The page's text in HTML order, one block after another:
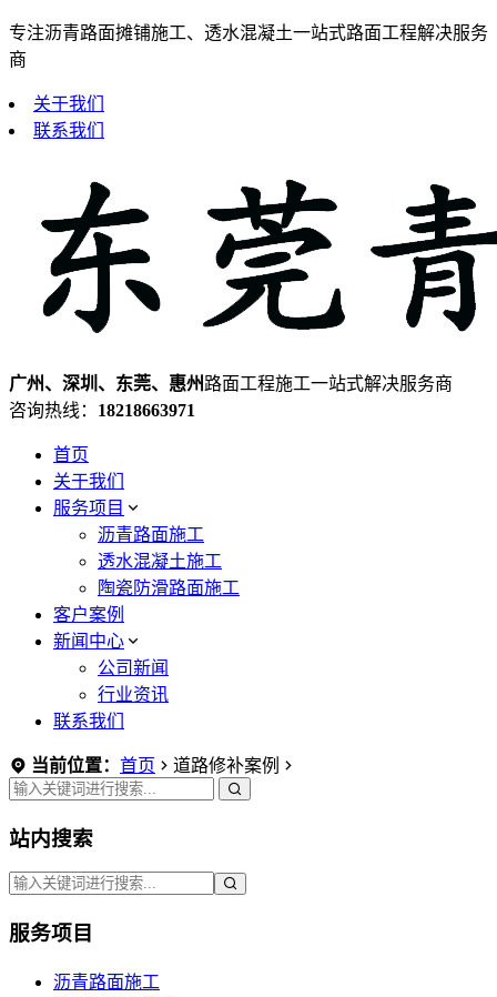
专注沥青路面摊铺施工、透水混凝土一站式路面工程解决服务
商
关于我们
联系我们
广州、深圳、东莞、惠州路面工程施工一站式解决服务商
咨询热线： 18218663971
首页
关于我们
服务项目
沥青路面施工
透水混凝土施工
陶瓷防滑路面施工
客户案例
新闻中心
公司新闻
行业资讯
联系我们
当前位置： 首页 道路修补案例
站内搜索
服务项目
沥青路面施工